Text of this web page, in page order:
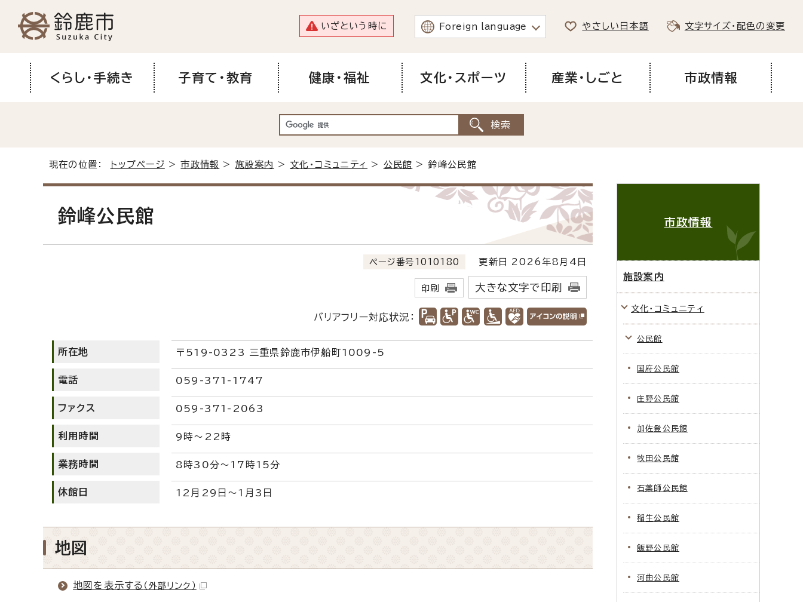
いざという時に Foreign language やさしい日本語 文字サイズ・配色の変更
くらし・手続き 子育て・教育 健康・福祉 文化・スポーツ 産業・しごと 市政情報
現在の位置： トップページ >市政情報 > 施設案内 > 文化・コミュニティ > 公民館 > 鈴峰公民館
鈴峰公民館
ページ番号1010180 更新日 2026年8月4日
印刷 大きな文字で印刷
バリアフリー対応状況：
所在地 〒519-0323 三重県鈴鹿市伊船町1009-5
電話 059-371-1747
ファクス 059-371-2063
利用時間 9時～22時
業務時間 8時30分～17時15分
休館日 12月29日～1月3日
地図
地図を表示する （外部リンク）
市政情報
施設案内
文化・コミュニティ
公民館
国府公民館
庄野公民館
加佐登公民館
牧田公民館
石薬師公民館
稲生公民館
飯野公民館
河曲公民館